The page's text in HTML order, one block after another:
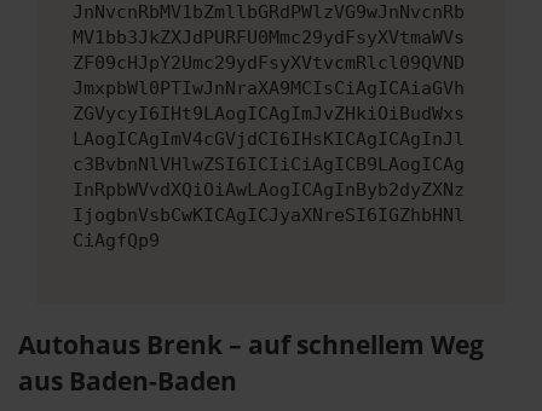
JnNvcnRbMV1bZmllbGRdPWlzVG9wJnNvcnRb
MV1bb3JkZXJdPURFU0Mmc29ydFsyXVtmaWVs
ZF09cHJpY2Umc29ydFsyXVtvcmRlcl09QVND
JmxpbWl0PTIwJnNraXA9MCIsCiAgICAiaGVh
ZGVycyI6IHt9LAogICAgImJvZHkiOiBudWxs
LAogICAgImV4cGVjdCI6IHsKICAgICAgInJl
c3BvbnNlVHlwZSI6ICIiCiAgICB9LAogICAg
InRpbWVvdXQiOiAwLAogICAgInByb2dyZXNz
IjogbnVsbCwKICAgICJyaXNreSI6IGZhbHNl
CiAgfQp9
Autohaus Brenk – auf schnellem Weg
aus Baden-Baden